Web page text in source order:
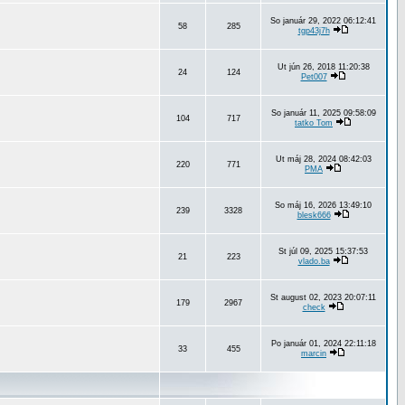
58 285
So január 29, 2022 06:12:41
tgp43j7h
24 124
Ut jún 26, 2018 11:20:38
Pet007
104 717
So január 11, 2025 09:58:09
tatko Tom
220 771
Ut máj 28, 2024 08:42:03
PMA
239 3328
So máj 16, 2026 13:49:10
blesk666
21 223
St júl 09, 2025 15:37:53
vlado.ba
179 2967
St august 02, 2023 20:07:11
check
33 455
Po január 01, 2024 22:11:18
marcin